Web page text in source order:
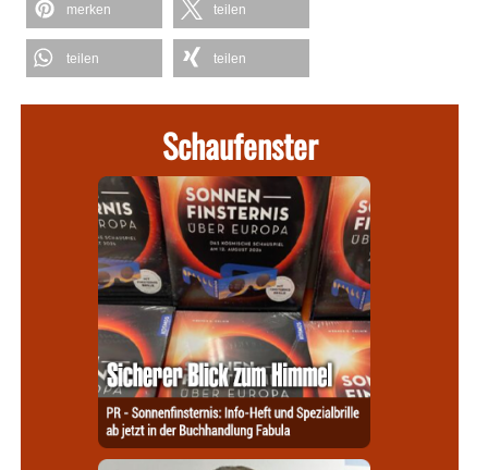
merken teilen
teilen teilen
Schaufenster